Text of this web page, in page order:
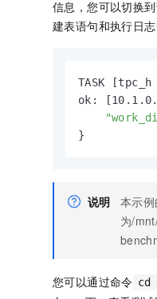
信息，您可以切换
建表语句和执行日志
TASK
ok:
}
说明 本示例
为/
您可以通过命令 cd